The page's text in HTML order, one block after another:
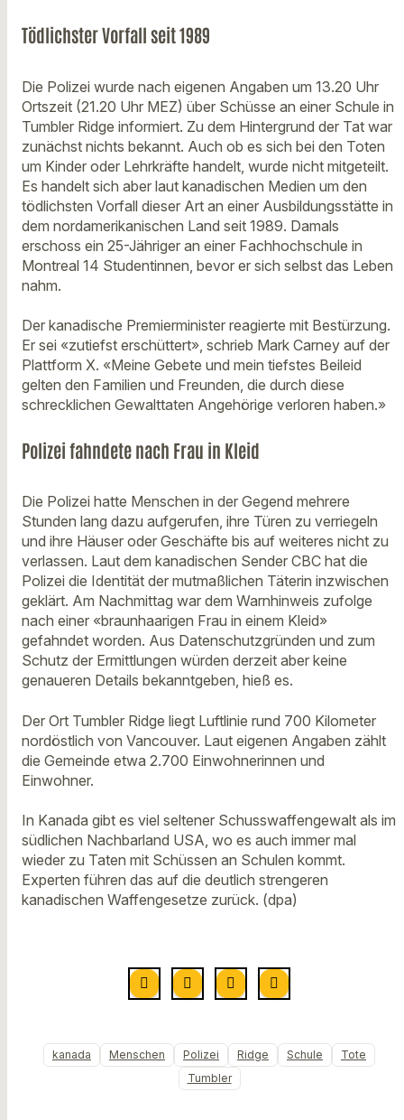
Tödlichster Vorfall seit 1989
Die Polizei wurde nach eigenen Angaben um 13.20 Uhr
Ortszeit (21.20 Uhr MEZ) über Schüsse an einer Schule in
Tumbler Ridge informiert. Zu dem Hintergrund der Tat war
zunächst nichts bekannt. Auch ob es sich bei den Toten
um Kinder oder Lehrkräfte handelt, wurde nicht mitgeteilt.
Es handelt sich aber laut kanadischen Medien um den
tödlichsten Vorfall dieser Art an einer Ausbildungsstätte in
dem nordamerikanischen Land seit 1989. Damals
erschoss ein 25-Jähriger an einer Fachhochschule in
Montreal 14 Studentinnen, bevor er sich selbst das Leben
nahm.
Der kanadische Premierminister reagierte mit Bestürzung.
Er sei «zutiefst erschüttert», schrieb Mark Carney auf der
Plattform X. «Meine Gebete und mein tiefstes Beileid
gelten den Familien und Freunden, die durch diese
schrecklichen Gewalttaten Angehörige verloren haben.»
Polizei fahndete nach Frau in Kleid
Die Polizei hatte Menschen in der Gegend mehrere
Stunden lang dazu aufgerufen, ihre Türen zu verriegeln
und ihre Häuser oder Geschäfte bis auf weiteres nicht zu
verlassen. Laut dem kanadischen Sender CBC hat die
Polizei die Identität der mutmaßlichen Täterin inzwischen
geklärt. Am Nachmittag war dem Warnhinweis zufolge
nach einer «braunhaarigen Frau in einem Kleid»
gefahndet worden. Aus Datenschutzgründen und zum
Schutz der Ermittlungen würden derzeit aber keine
genaueren Details bekanntgeben, hieß es.
Der Ort Tumbler Ridge liegt Luftlinie rund 700 Kilometer
nordöstlich von Vancouver. Laut eigenen Angaben zählt
die Gemeinde etwa 2.700 Einwohnerinnen und
Einwohner.
In Kanada gibt es viel seltener Schusswaffengewalt als im
südlichen Nachbarland USA, wo es auch immer mal
wieder zu Taten mit Schüssen an Schulen kommt.
Experten führen das auf die deutlich strengeren
kanadischen Waffengesetze zurück. (dpa)
kanada Menschen Polizei Ridge Schule
Tote
Tumbler